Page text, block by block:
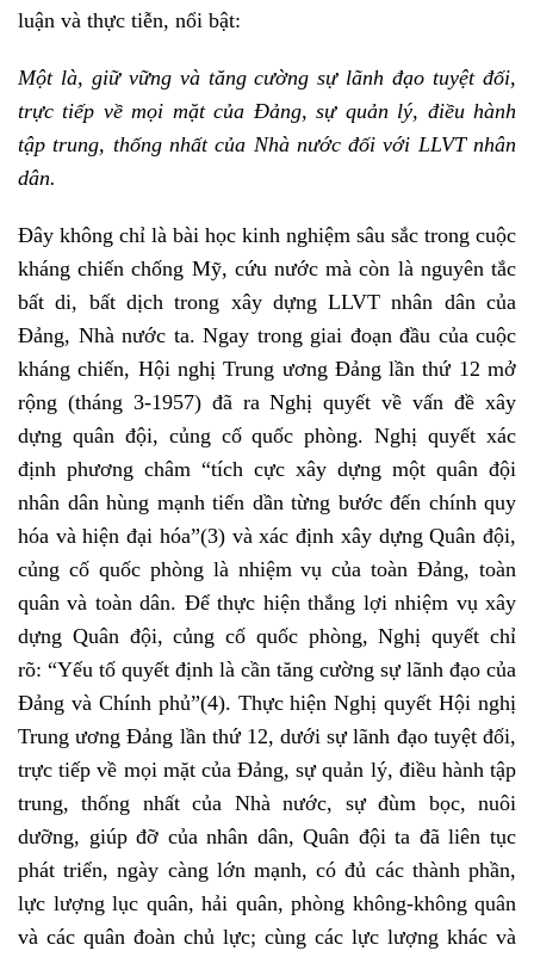
luận và thực tiễn, nổi bật:
Một là, giữ vững và tăng cường sự lãnh đạo tuyệt đối,
trực tiếp về mọi mặt của Đảng, sự quản lý, điều hành
tập trung, thống nhất của Nhà nước đối với LLVT nhân
dân.
Đây không chỉ là bài học kinh nghiệm sâu sắc trong cuộc
kháng chiến chống Mỹ, cứu nước mà còn là nguyên tắc
bất di, bất dịch trong xây dựng LLVT nhân dân của
Đảng, Nhà nước ta. Ngay trong giai đoạn đầu của cuộc
kháng chiến, Hội nghị Trung ương Đảng lần thứ 12 mở
rộng (tháng 3-1957) đã ra Nghị quyết về vấn đề xây
dựng quân đội, củng cố quốc phòng. Nghị quyết xác
định phương châm “tích cực xây dựng một quân đội
nhân dân hùng mạnh tiến dần từng bước đến chính quy
hóa và hiện đại hóa”(3)và xác định xây dựng Quân đội,
củng cố quốc phòng là nhiệm vụ của toàn Đảng, toàn
quân và toàn dân. Để thực hiện thắng lợi nhiệm vụ xây
dựng Quân đội, củng cố quốc phòng, Nghị quyết chỉ
rõ: “Yếu tố quyết định là cần tăng cường sự lãnh đạo của
Đảng và Chính phủ”(4). Thực hiện Nghị quyết Hội nghị
Trung ương Đảng lần thứ 12, dưới sự lãnh đạo tuyệt đối,
trực tiếp về mọi mặt của Đảng, sự quản lý, điều hành tập
trung, thống nhất của Nhà nước, sự đùm bọc, nuôi
dưỡng, giúp đỡ của nhân dân, Quân đội ta đã liên tục
phát triển, ngày càng lớn mạnh, có đủ các thành phần,
lực lượng lục quân, hải quân, phòng không-không quân
và các quân đoàn chủ lực; cùng các lực lượng khác và